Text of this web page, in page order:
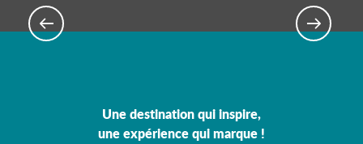
Une destination qui inspire,
une expérience qui marque !